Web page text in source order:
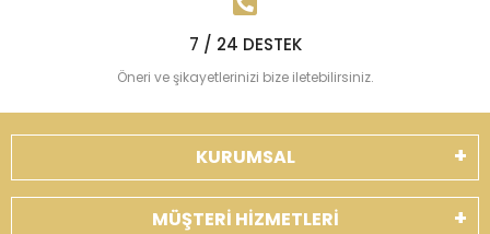
7 / 24 DESTEK
Öneri ve şikayetlerinizi bize iletebilirsiniz.
KURUMSAL
MÜŞTERİ HİZMETLERİ